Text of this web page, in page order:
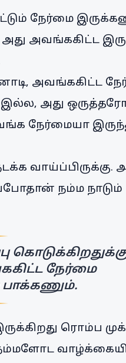
நேர்மை
அது அவங்ககிட்ட
அவங்ககிட்ட
அது
நேர்மையா
வாய்ப்பிருக்கு.
நம்ம நாடும்
நேர்மை
ரொம்ப
நம்மளோட